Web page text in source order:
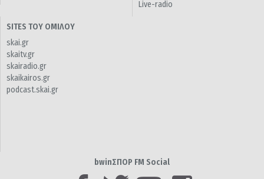
Live-radio
SITES ΤΟΥ ΟΜΙΛΟΥ
skai.gr
skaitv.gr
skairadio.gr
skaikairos.gr
podcast.skai.gr
bwinΣΠΟΡ FM Social